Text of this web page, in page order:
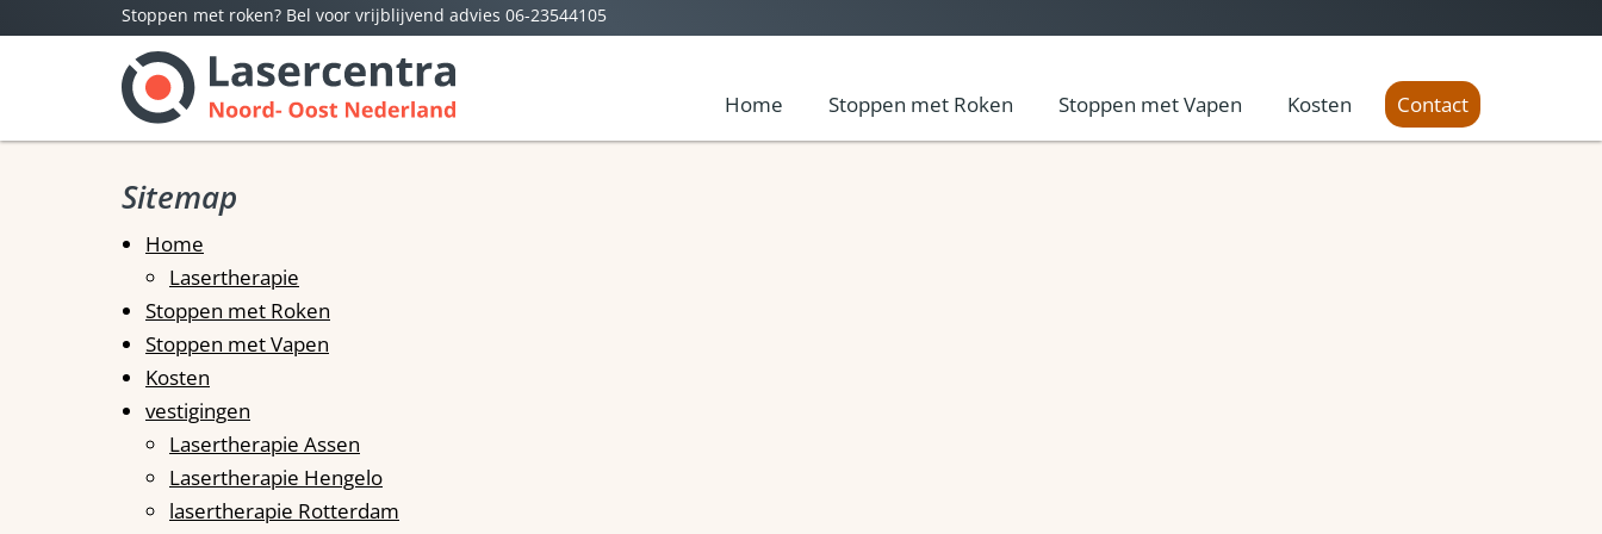
Stoppen met roken? Bel voor vrijblijvend advies 06-23544105
Home Stoppen met Roken Stoppen met Vapen Kosten Contact
Sitemap
Home
Lasertherapie
Stoppen met Roken
Stoppen met Vapen
Kosten
vestigingen
Lasertherapie Assen
Lasertherapie Hengelo
lasertherapie Rotterdam